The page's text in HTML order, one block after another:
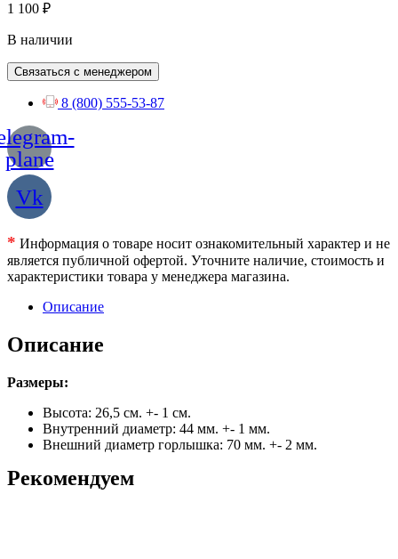
1 100 ₽
В наличии
Связаться с менеджером
8 (800) 555-53-87
plane
Vk
* Информация о товаре носит ознакомительный характер и не
является публичной офертой. Уточните наличие, стоимость и
характеристики товара у менеджера магазина.
Описание
Описание
Размеры:
Высота: 26,5 см. +- 1 см.
Внутренний диаметр: 44 мм. +- 1 мм.
Внешний диаметр горлышка: 70 мм. +- 2 мм.
Рекомендуем